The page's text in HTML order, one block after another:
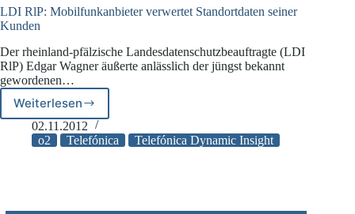
Vermarktung
in
Deutschland
LDI RlP: Mobilfunkanbieter verwertet Standortdaten seiner
Kunden
Der rheinland-pfälzische Landesdatenschutzbeauftragte (LDI
RlP) Edgar Wagner äußerte anlässlich der jüngst bekannt
gewordenen…
Weiterlesen
LDI
RlP:
Mobilfunkanbieter
02.11.2012
o2
Telefónica Telefónica Dynamic Insight